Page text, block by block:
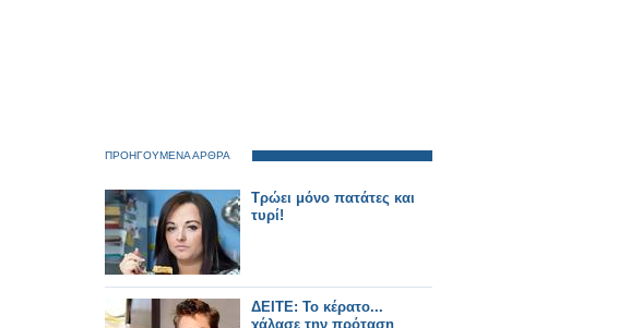
ΠΡΟΗΓΟΥΜΕΝΑ ΑΡΘΡΑ
Τρώει μόνο πατάτες και
τυρί!
ΔΕΙΤΕ: Το κέρατο...
χάλασε την πρόταση